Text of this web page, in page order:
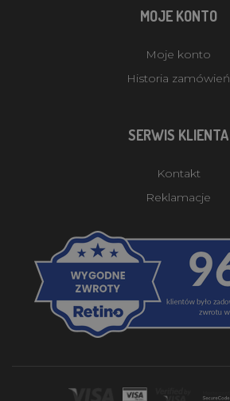
MOJE KONTO
Moje konto
Historia zamówień
SERWIS KLIENTA
Kontakt
Reklamacje